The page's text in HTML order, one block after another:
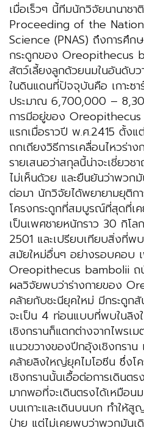
เมื่อเร็วๆ นี้ทีมนักวิจัยนานาชา
Proceeding of the
Science (PNAS) ถึงการศึก
กระดูกของ Oreopithecus
สัตว์เลี้ยงลูกด้วยนมในอันดับว
ในดินแดนที่ปัจจุบันคือ เกาะซ
ประมาณ 6,700,000 –
การมีอยู่ของ
แรกเมื่อราวปี พ.ศ.2415 ตั้ง
ถกเถียงวิธีการเคลื่อนไหวร่า
รายเสนอว่าสกุลนี้น่าจะเชี่ยว
ไม่เห็นด้วย และยืนยันว่าพวก
ต่อมา นักวิจัยได้พยายามยุติก
โครงกระดูกที่สมบูรณ์ที่สุดที่เ
เป็นเพศชายหนักราว 30 กิโ
2501 และเปรียบเทียบสิ่งที่พ
สมัยใหม่อื่นๆ อย่างรอบคอบ
Oreopithecus bambolii ถ
ผลวิจัยพบว่าร่างกายของ
คล้ายกับชะนียุคใหม่ มีกระดู
จะเป็น 4 ท่อนแบบที่พบในลิง
เชิงกรานก็แตกต่างจากไพร
แนวขวางของปีกอุ้งเชิงกราน
คล้ายลิงใหญ่ยุคไมโอซีน ซึ่งโ
เชิงกรานนั้นเอื้อต่อการเดินต
มากพอที่จะเดินตรงได้เหมือ
บนเกาะและเดินบนบก ทำให้สู
ป่าย แต่ไม่เคยพบว่าพวกมันเ